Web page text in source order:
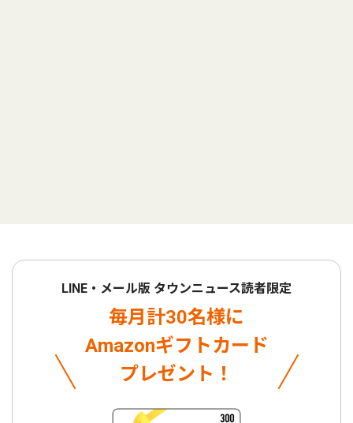
LINE・メール版 タウンニュース読者限定
毎月計30名様に
Amazonギフトカード
プレゼント！